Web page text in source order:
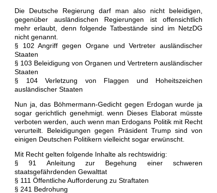
Die Deutsche Regierung darf man also nicht beleidigen,
gegenüber ausländischen Regierungen ist offensichtlich
mehr erlaubt, denn folgende Tatbestände sind im NetzDG
nicht genannt.
§ 102 Angriff gegen Organe und Vertreter ausländischer
Staaten
§ 103 Beleidigung von Organen und Vertretern ausländischer
Staaten
§ 104 Verletzung von Flaggen und Hoheitszeichen
ausländischer Staaten
Nun ja, das Böhmermann-Gedicht gegen Erdogan wurde ja
sogar gerichtlich genehmigt. wenn Dieses Elaborat müsste
verboten werden, auch wenn man Erdogans Politik mit Recht
verurteilt. Beleidigungen gegen Präsident Trump sind von
einigen Deutschen Politikern vielleicht sogar erwünscht.
Mit Recht gelten folgende Inhalte als rechtswidrig:
§ 91 Anleitung zur Begehung einer schweren
staatsgefährdenden Gewalttat
§ 111 Öffentliche Aufforderung zu Straftaten
§ 241 Bedrohung